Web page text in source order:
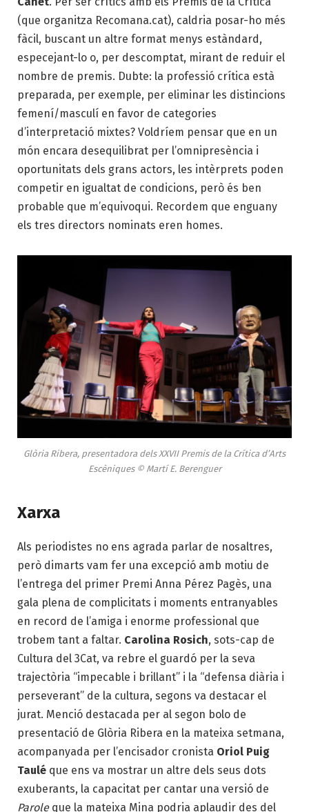
(que organitza Recomana.cat), caldria posar-ho més
fàcil, buscant un altre format menys estàndard,
especejant-lo o, per descomptat, mirant de reduir el
nombre de premis. Dubte: la professió crítica està
preparada, per exemple, per eliminar les distincions
femení/masculí en favor de categories
d’interpretació mixtes? Voldríem pensar que en un
món encara desequilibrat per l’omnipresència i
oportunitats dels grans actors, les intèrprets poden
competir en igualtat de condicions, però és ben
probable que m’equivoqui. Recordem que enguany
els tres directors nominats eren homes.
Glòria Ribera, presentadora dels XXVII Premis de la Crítica d’Arts
Escèniques © Martí E. Berenguer
Xarxa
Als periodistes no ens agrada parlar de nosaltres,
però dimarts vam fer una excepció amb motiu de
l’entrega del primer Premi Anna Pérez Pagès, una
gala plena de complicitats i moments entranyables
en record de l’amiga i enorme professional que
trobem tant a faltar. Carolina Rosich, sots-cap de
Cultura del 3Cat, va rebre el guardó per la seva
trajectòria “impecable i brillant” i la “defensa diària i
perseverant” de la cultura, segons va destacar el
jurat. Menció destacada per al segon bolo de
presentació de Glòria Ribera en la mateixa setmana,
acompanyada per l’encisador cronista Oriol Puig
Taulé que ens va mostrar un altre dels seus dots
exuberants, la capacitat per cantar una versió de
Paroleque la mateixa Mina podria aplaudir des del